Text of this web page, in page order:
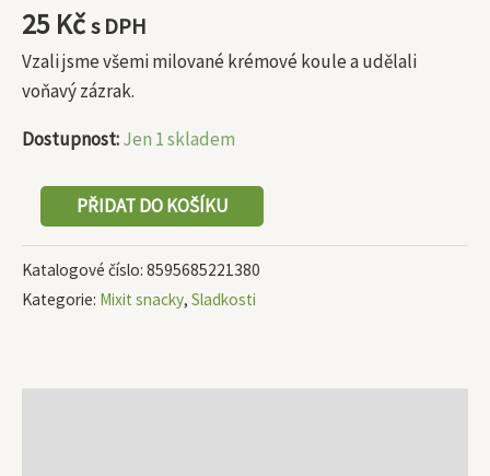
25 Kčs DPH
Vzali jsme všemi milované krémové koule a udělali
voňavý zázrak.
Dostupnost:Jen 1 skladem
PŘIDAT DO KOŠÍKU
Katalogové číslo: 8595685221380
Kategorie: Mixit snacky, Sladkosti